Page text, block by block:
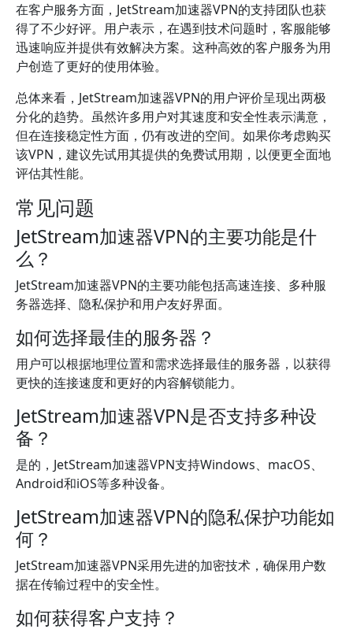
在客户服务方面，JetStream加速器VPN的支持团队也获
得了不少好评。用户表示，在遇到技术问题时，客服能够
迅速响应并提供有效解决方案。这种高效的客户服务为用
户创造了更好的使用体验。
总体来看，JetStream加速器VPN的用户评价呈现出两极
分化的趋势。虽然许多用户对其速度和安全性表示满意，
但在连接稳定性方面，仍有改进的空间。如果你考虑购买
该VPN，建议先试用其提供的免费试用期，以便更全面地
评估其性能。
常见问题
JetStream加速器VPN的主要功能是什
么？
JetStream加速器VPN的主要功能包括高速连接、多种服
务器选择、隐私保护和用户友好界面。
如何选择最佳的服务器？
用户可以根据地理位置和需求选择最佳的服务器，以获得
更快的连接速度和更好的内容解锁能力。
JetStream加速器VPN是否支持多种设
备？
是的，JetStream加速器VPN支持Windows、macOS、
Android和iOS等多种设备。
JetStream加速器VPN的隐私保护功能如
何？
JetStream加速器VPN采用先进的加密技术，确保用户数
据在传输过程中的安全性。
如何获得客户支持？